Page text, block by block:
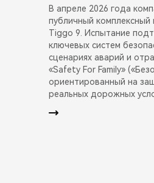
В апреле 2026 года
публичный
Tiggo 9. Испытание
ключевых систем
сценариях аварий и
«Safety For Family»
ориентированный на
реальных дорожных